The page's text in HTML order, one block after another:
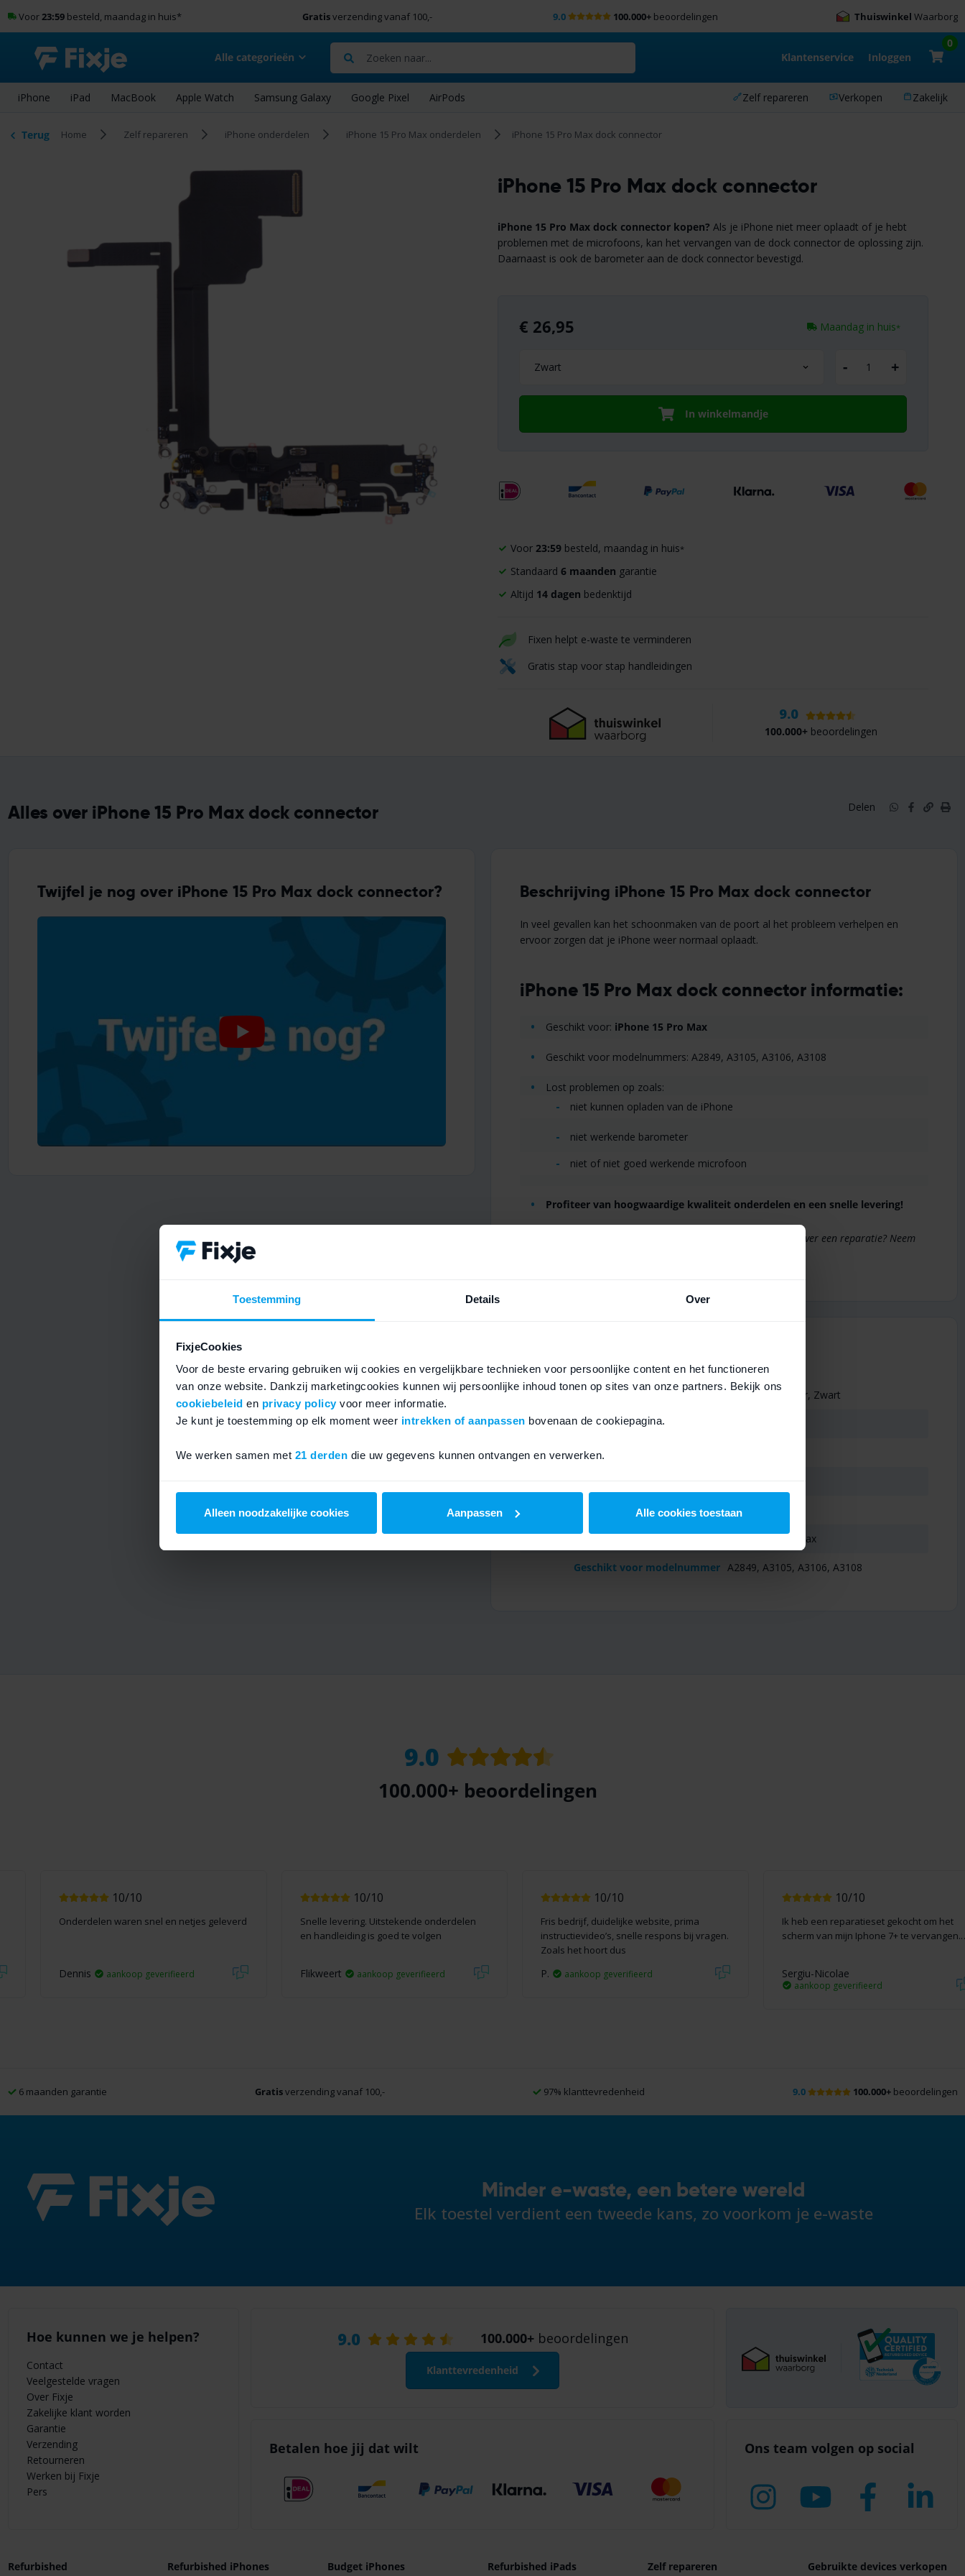
Toestemming Details Over
FixjeCookies
Voor de beste ervaring gebruiken wij cookies en vergelijkbare technieken voor persoonlijke content en het functioneren
van onze website. Dankzij marketingcookies kunnen wij persoonlijke inhoud tonen op sites van onze partners. Bekijk ons
cookiebeleid en privacy policyvoor meer informatie.
Je kunt je toestemming op elk moment weer intrekken of aanpassen bovenaan de cookiepagina.
We werken samen met 21 derden die uw gegevens kunnen ontvangen en verwerken.
Alleen noodzakelijke cookies Aanpassen Alle cookies toestaan
Voor 23:59besteld, maandag in huis* Gratisverzending vanaf 100,- 9.0 100.000+beoordelingen Thuiswinkel Waarborg
Alle categorieën
Zoeken
Klantenservice Inloggen
0
iPhone iPad MacBook Apple Watch Samsung Galaxy Google Pixel AirPods Zelf repareren Verkopen Zakelijk
Terug Home Zelf repareren iPhone onderdelen iPhone 15 Pro Max onderdelen iPhone 15 Pro Max dock connector
iPhone 15 Pro Max dock connector
Voor 23:59 besteld, maandag in huis*
Standaard 6 maanden garantie
Altijd 14 dagen bedenktijd
Fixen helpt e-waste te verminderen
Gratis stap voor stap handleidingen
9.0
100.000+ beoordelingen
iPhone 15 Pro Max dock connector kopen? Als je iPhone niet meer oplaadt of je hebt
problemen met de microfoons, kan het vervangen van de dock connector de oplossing zijn.
Daarnaast is ook de barometer aan de dock connector bevestigd.
€ 26,95 Maandag in huis*
- +
In winkelmandje
Alles over iPhone 15 Pro Max dock connector Delen
Twijfel je nog over iPhone 15 Pro Max dock connector? Beschrijving iPhone 15 Pro Max dock connector
In veel gevallen kan het schoonmaken van de poort al het probleem verhelpen en
ervoor zorgen dat je iPhone weer normaal oplaadt.
iPhone 15 Pro Max dock connector informatie:
Geschikt voor: iPhone 15 Pro Max
Geschikt voor modelnummers: A2849, A3105, A3106, A3108
Lost problemen op zoals:
niet kunnen opladen van de iPhone
niet werkende barometer
niet of niet goed werkende microfoon
Profiteer van hoogwaardige kwaliteit onderdelen en een snelle levering!
Heb je vragen over deze iPhone 15 Pro Max batterij sticker of over een reparatie? Neem
Specificaties
Kleur Blauw, Wit, Zilver, Zwart
Kwaliteit A+ kwaliteit
Geschikt voor iPhone 15 Pro Max
Geschikt voor modelnummer A2849, A3105, A3106, A3108
9.0
100.000+ beoordelingen
10/10
Onderdelen waren snel en netjes geleverd
Dennis aankoop geverifieerd
10/10
Snelle levering. Uitstekende onderdelen
en handleiding is goed te volgen
Flikweert aankoop geverifieerd
10/10
Fris bedrijf, duidelijke website, prima
instructievideo’s, snelle respons bij vragen.
Zoals het hoort dus
P. aankoop geverifieerd
10/10
Ik heb een reparatieset gekocht om het
scherm van mijn Iphone 7+ te
Sergiu-Nicolae
aankoop geverifieerd
6 maanden garantie Gratisverzending vanaf 100,- 97% klanttevredenheid 9.0 100.000+beoordelingen
Minder e-waste, een betere wereld
Elk toestel verdient een tweede kans, zo voorkom je e-waste
Hoe kunnen we je helpen?
Contact
Veelgestelde vragen
Over Fixje
Zakelijke klant worden
Garantie
Verzending
Retourneren
Werken bij Fixje
Pers
9.0 100.000+ beoordelingen
Klanttevredenheid
Betalen hoe jij dat wilt Ons team volgen op social
Refurbished
Refurbished iPhones
Budget iPhones
Refurbished iPads
Zelf repareren
Gebruikte devices verkopen